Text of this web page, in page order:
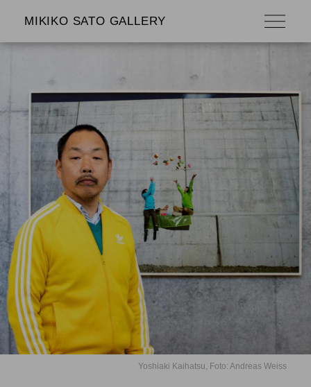
MIKIKO SATO GALLERY
Yoshiaki Kaihatsu, Foto: Andreas Weiss